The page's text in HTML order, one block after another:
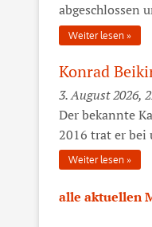
abgeschlossen
Weiter lesen
Konrad
3. August 2026,
Der bekannte
2016 trat er bei
Weiter lesen
alle aktuellen